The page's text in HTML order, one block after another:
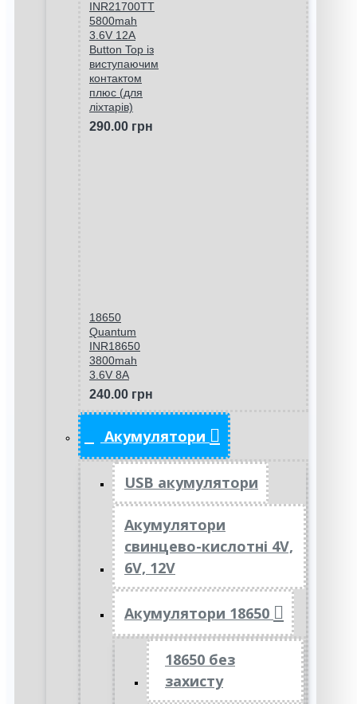
INR21700TT
5800mah
3.6V 12A
Button Top із
виступаючим
контактом
плюс (для
ліхтарів)
290.00 грн
18650
Quantum
INR18650
3800mah
3.6V 8A
240.00 грн
Акумулятори
USB акумулятори
Акумулятори
свинцево-кислотні 4V,
6V, 12V
Акумулятори 18650
18650 без
захисту